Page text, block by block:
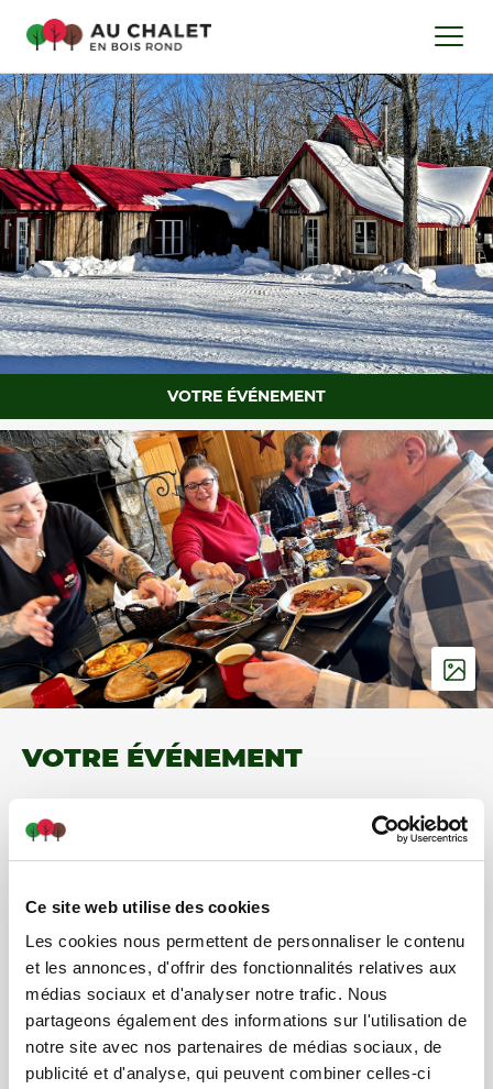
Ce site web utilise des cookies
Les cookies nous permettent de personnaliser le contenu
et les annonces, d'offrir des fonctionnalités relatives aux
médias sociaux et d'analyser notre trafic. Nous
partageons également des informations sur l'utilisation de
notre site avec nos partenaires de médias sociaux, de
publicité et d'analyse, qui peuvent combiner celles-ci
VOTRE ÉVÉNEMENT
VOTRE ÉVÉNEMENT
événement.
et rustique, vous apprécierez son ambiance tout à
fait chaleureuse!
Service de bar offert sur réservation
Stationnement
Salles de bain